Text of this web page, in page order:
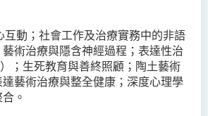
互動；社會工作及治療實務中的非語
術治療與隱含神經過程；表達性治
）；生死教育與善終照顧；陶土藝術
藝術治療與整全健康；深度心理學
。
學院活動